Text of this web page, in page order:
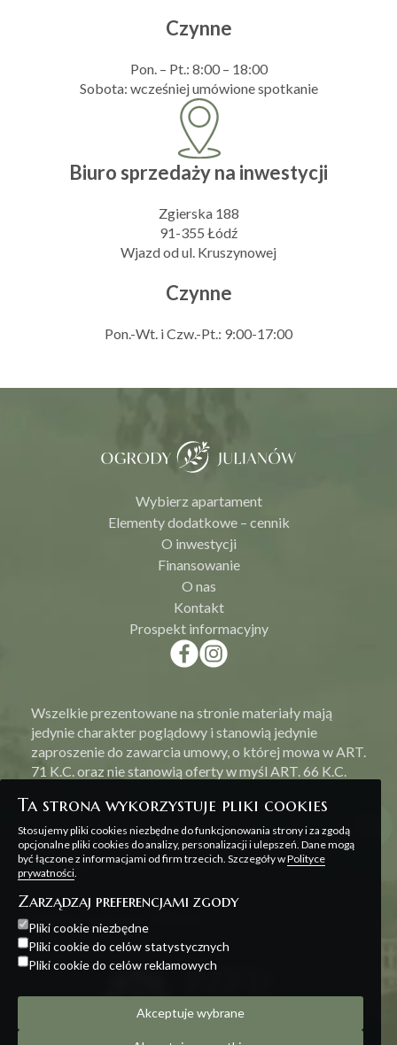
Czynne
Pon. – Pt.: 8:00 – 18:00
Sobota: wcześniej umówione spotkanie
Biuro sprzedaży na inwestycji
Zgierska 188
91-355 Łódź
Wjazd od ul. Kruszynowej
Czynne
Pon.-Wt. i Czw.-Pt.: 9:00-17:00
Wybierz apartament
Elementy dodatkowe – cennik
O inwestycji
Finansowanie
O nas
Kontakt
Prospekt informacyjny
Wszelkie prezentowane na stronie materiały mają
jedynie charakter poglądowy i stanowią jedynie
zaproszenie do zawarcia umowy, o której mowa w ART.
71 K.C. oraz nie stanowią oferty w myśl ART. 66 K.C.
Polityka prywatności
Ta strona wykorzystuje pliki cookies
Stosujemy pliki cookies niezbędne do funkcjonowania strony i za zgodą
opcjonalne pliki cookies do analizy, personalizacji i ulepszeń. Dane mogą
być łączone z informacjami od firm trzecich. Szczegóły wPolityce
prywatności.
Zarządzaj preferencjami zgody
Pliki cookie niezbędne
Pliki cookie do celów statystycznych
Pliki cookie do celów reklamowych
Akceptuje wybrane